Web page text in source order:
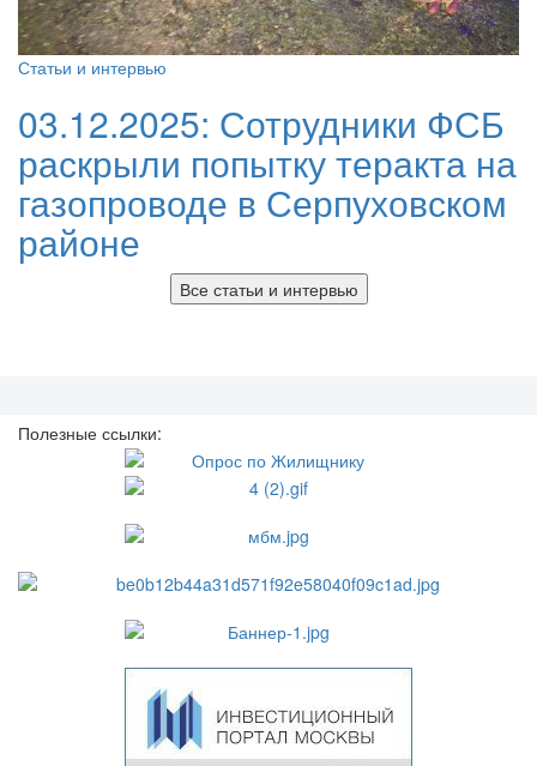
Статьи и интервью
03.12.2025: Сотрудники ФСБ
раскрыли попытку теракта на
газопроводе в Серпуховском
районе
Все статьи и интервью
Полезные ссылки: